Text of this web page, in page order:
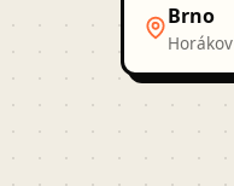
Brno
Horákov